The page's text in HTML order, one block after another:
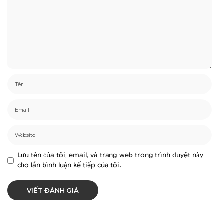
Lưu tên của tôi, email, và trang web trong trình duyệt này
cho lần bình luận kế tiếp của tôi.